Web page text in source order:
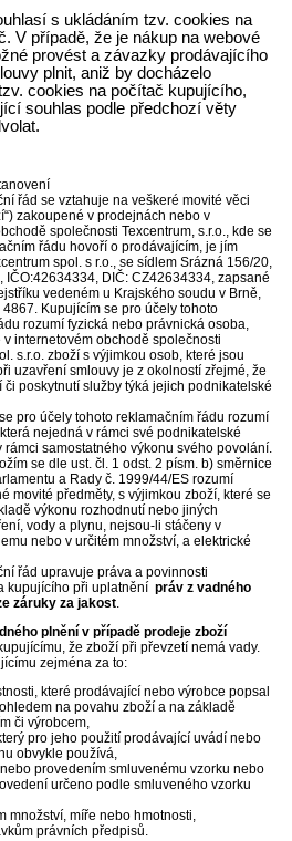
s ukládáním tzv. cookies na
V případě, že je nákup na webové
provést a závazky prodávajícího
plnit, aniž by docházelo
cookies na počítač kupujícího,
souhlas podle předchozí věty
řád se vztahuje na veškeré movité věci
zakoupené v prodejnách nebo v
společnosti Texcentrum, s.r.o., kde se
řádu hovoří o prodávajícím, je jím
spol. s r.o., se sídlem Srázná 156/20,
IČO:42634334, DIČ: CZ42634334, zapsané
vedeném u Krajského soudu v Brně,
Kupujícím se pro účely tohoto
rozumí fyzická nebo právnická osoba,
v internetovém obchodě společnosti
s.r.o. zboží s výjimkou osob, které jsou
uzavření smlouvy je z okolností zřejmé, že
či poskytnutí služby týká jejich podnikatelské
pro účely tohoto reklamačním řádu rozumí
nejedná v rámci své podnikatelské
rámci samostatného výkonu svého povolání.
se dle ust. čl. 1 odst. 2 písm. b) směrnice
a Rady č. 1999/44/ES rozumí
movité předměty, s výjimkou zboží, které se
výkonu rozhodnutí nebo jiných
vody a plynu, nejsou-li stáčeny v
nebo v určitém množství, a elektrické
řád upravuje práva a povinnosti
kupujícího při uplatnění práv z vadného
záruky za jakost.
plnění v případě prodeje zboží
že zboží při převzetí nemá vady.
zejména za to:
které prodávající nebo výrobce popsal
na povahu zboží a na základě
či výrobcem,
pro jeho použití prodávající uvádí nebo
obvykle používá,
provedením smluvenému vzorku nebo
určeno podle smluveného vzorku
míře nebo hmotnosti,
právních předpisů.